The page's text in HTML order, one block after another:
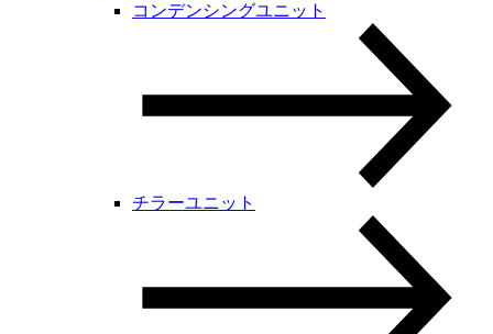
コンデンシングユニット
チラーユニット